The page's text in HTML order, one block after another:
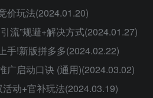
价玩法(2024.01.20)
引流”规避+解决方式(2024.01.27)
手!新版拼多多(2024.02.22)
广启动口诀 (通用)(2024.03.02)
活动+官补玩法(2024.03.19)